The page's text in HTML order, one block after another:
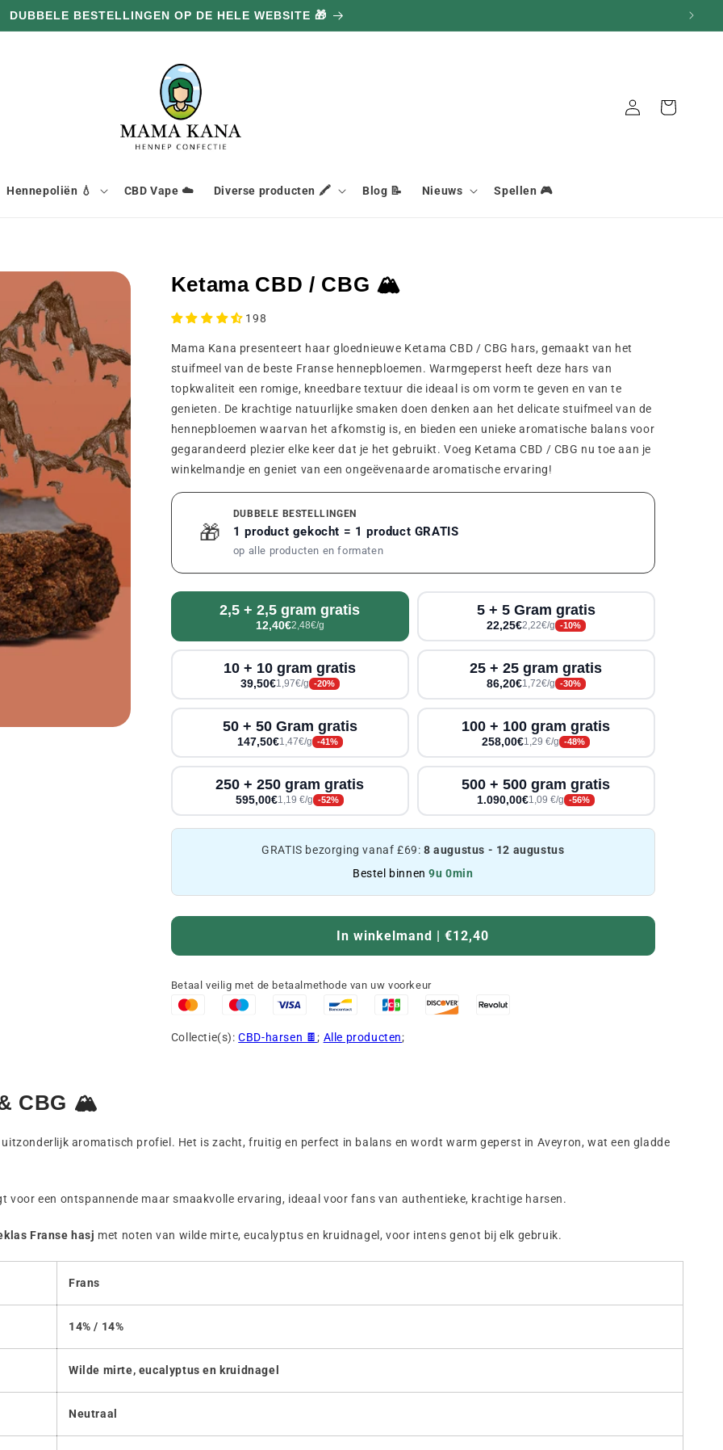
Hennepoliën 💧 CBD Vape ☁️ Diverse producten 🖍️ Blog 📝 Nieuws Spellen 🎮
AansluitingMand
Ketama CBD / CBG 🏔
198
Mama Kana presenteert haar gloednieuwe Ketama CBD / CBG hars, gemaakt van het
stuifmeel van de beste Franse hennepbloemen. Warmgeperst heeft deze hars van
topkwaliteit een romige, kneedbare textuur die ideaal is om vorm te geven en van te
genieten. De krachtige natuurlijke smaken doen denken aan het delicate stuifmeel van de
hennepbloemen waarvan het afkomstig is, en bieden een unieke aromatische balans voor
gegarandeerd plezier elke keer dat je het gebruikt. Voeg Ketama CBD / CBG nu toe aan je
winkelmandje en geniet van een ongeëvenaarde aromatische ervaring!
🎁
DUBBELE BESTELLINGEN
1 product gekocht = 1 product GRATIS
op alle producten en formaten
2,5 + 2,5 gram gratis
12,40€2,48€/g
5 + 5 Gram gratis
22,25€2,22€/g -10%
10 + 10 gram gratis
39,50€1,97€/g -20%
25 + 25 gram gratis
86,20€1,72€/g -30%
50 + 50 Gram gratis
147,50€1,47€/g -41%
100 + 100 gram gratis
258,00€1,29 €/g -48%
250 + 250 gram gratis
595,00€1,19 €/g -52%
500 + 500 gram gratis
1.090,00€1,09 €/g -56%
GRATIS bezorging vanaf £69: 8 augustus - 12 augustus
Bestel binnen9u 0min
In winkelmand | €12,40
Betaal veilig met de betaalmethode van uw voorkeur
Collectie(s):CBD-harsen 🍫; Alle producten;
CBG 🏔
uitzonderlijk aromatisch profiel. Het is zacht, fruitig en perfect in balans en wordt warm geperst in Aveyron, wat een gladde
voor een ontspannende maar smaakvolle ervaring, ideaal voor fans van authentieke, krachtige harsen.
Franse hasj met noten van wilde mirte, eucalyptus en kruidnagel, voor intens genot bij elk gebruik.
Frans
14% / 14%
Wilde mirte, eucalyptus en kruidnagel
Neutraal